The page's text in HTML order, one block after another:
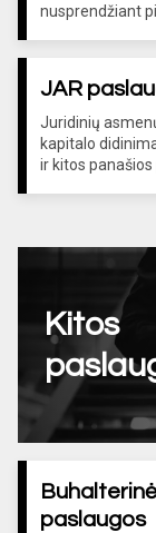
nusprendžiant
JAR
Juridinių
kapitalo
ir kitos panašios
Kitos
paslaugos